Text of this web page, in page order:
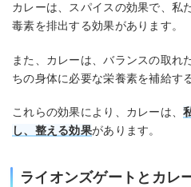
カレーは、スパイスの効果で、私
毒素を排出する効果があります。
また、カレーは、バランスの取れ
ちの身体に必要な栄養素を補給す
これらの効果により、カレーは、
し、整える効果があります。
ライオンズゲートとカレ